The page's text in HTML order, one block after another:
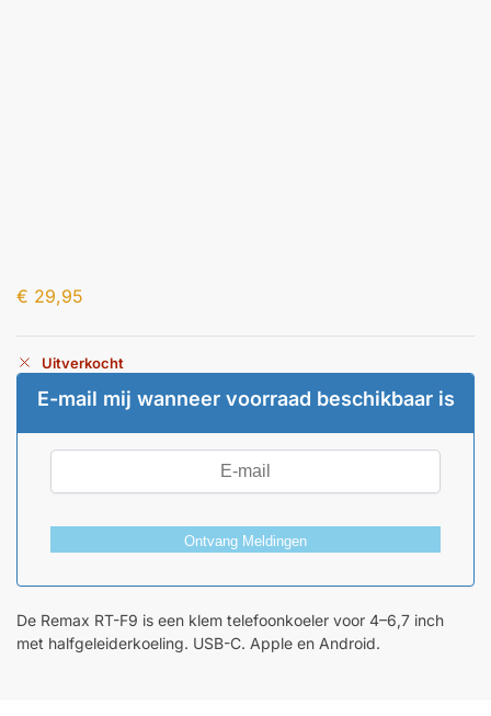
€ 29,95
Uitverkocht
E-mail mij wanneer voorraad beschikbaar is
Ontvang Meldingen
De Remax RT-F9 is een klem telefoonkoeler voor 4–6,7 inch
met halfgeleiderkoeling. USB-C. Apple en Android.